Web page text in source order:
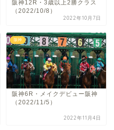
阪神12R・3歳以上2勝クラス
（2022/10/8）
2022年10月7日
阪神
阪神6R・メイクデビュー阪神
（2022/11/5）
2022年11月4日